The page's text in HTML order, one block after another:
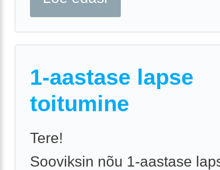
1-aastase lapse
toitumine
Tere!
Sooviksin nõu 1-aastase